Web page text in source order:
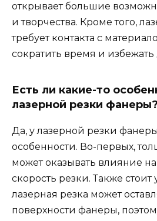
открывает большие
и творчества. Кроме того,
требует контакта с
сократить время и
Есть ли какие-то
лазерной резки фанеры?
Да, у лазерной резки
особенности. Во-первых,
может оказывать влияние на
скорость резки. Также стоит
лазерная резка может
поверхности фанеры,